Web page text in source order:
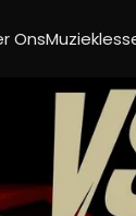
Ons